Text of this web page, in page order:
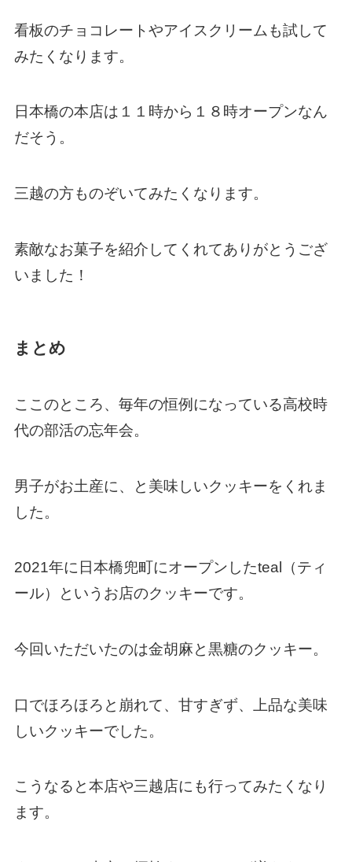
看板のチョコレートやアイスクリームも試して
みたくなります。
日本橋の本店は１１時から１８時オープンなん
だそう。
三越の方ものぞいてみたくなります。
素敵なお菓子を紹介してくれてありがとうござ
いました！
まとめ
ここのところ、毎年の恒例になっている高校時
代の部活の忘年会。
男子がお土産に、と美味しいクッキーをくれま
した。
2021年に日本橋兜町にオープンしたteal（ティ
ール）というお店のクッキーです。
今回いただいたのは金胡麻と黒糖のクッキー。
口でほろほろと崩れて、甘すぎず、上品な美味
しいクッキーでした。
こうなると本店や三越店にも行ってみたくなり
ます。